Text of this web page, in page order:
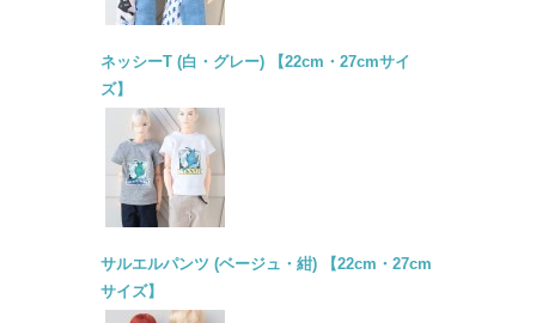
ネッシーT (白・グレー) 【22cm・27cmサイ
ズ】
サルエルパンツ (ベージュ・紺) 【22cm・27cm
サイズ】